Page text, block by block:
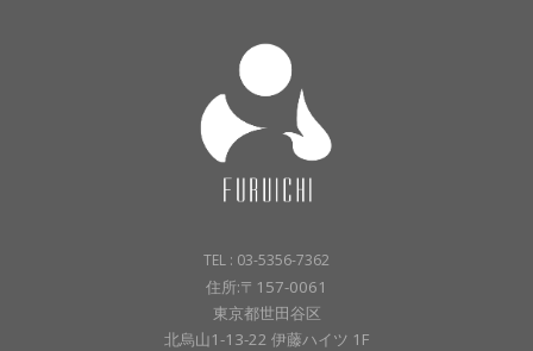
TEL : 03-5356-7362
住所:〒157-0061
東京都世田谷区
北烏山1-13-22 伊藤ハイツ 1F